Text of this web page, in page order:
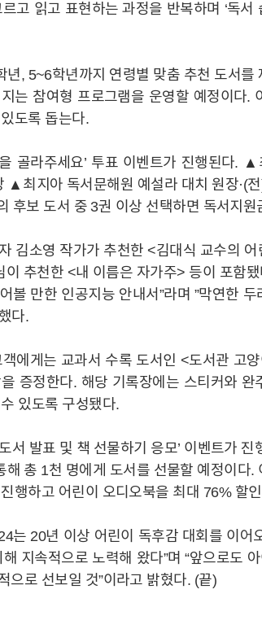
윤리경영 CI
IR공지사항
고 읽고 표현하는 과정을 반복하며 ‘독서
, 5~6학년까지 연령별 맞춤 추천 도서를
는 참여형 프로그램을 운영할 예정이다.
도록 돕는다.
골라주세요’ 투표 이벤트가 진행된다.
최지아 독서문해원 예설라 대치 원장·(
후보 도서 중 3권 이상 선택하면 독서지원
김소영 작가가 추천한 <김대식 교수의
추천한 <내 이름은 자가주> 등이 포함됐
볼 만한 인공지능 안내서”라며 ”막연한
다.
에게는 교과서 수록 도서인 <도서관 고
증정한다. 해당 기록장에는 스티커와 완
있도록 구성됐다.
서 발표 및 책 선물하기 응모’ 이벤트가
총 1천 명에게 도서를 선물할 예정이다.
행하고 어린이 오디오북을 최대 76% 할
는 20년 이상 어린이 독후감 대회를 이어
지속적으로 노력해 왔다”며 “앞으로도
으로 선보일 것”이라고 밝혔다. (끝)